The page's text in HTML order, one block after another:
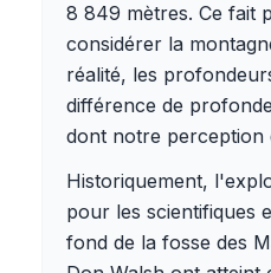
8 849 mètres. Ce fait
considérer la
réalité, les
différence de
dont notre perception
Historiquement,
pour les scientifiques
fond de la fosse des